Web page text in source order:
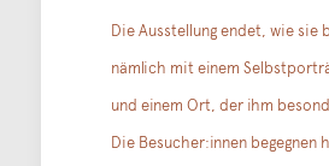
Die Ausstellung endet, wie sie
nämlich mit einem
und einem Ort, der ihm
Die Besucher:innen begegnen